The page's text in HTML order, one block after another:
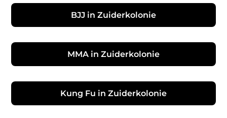
BJJ in Zuiderkolonie
MMA in Zuiderkolonie
Kung Fu in Zuiderkolonie